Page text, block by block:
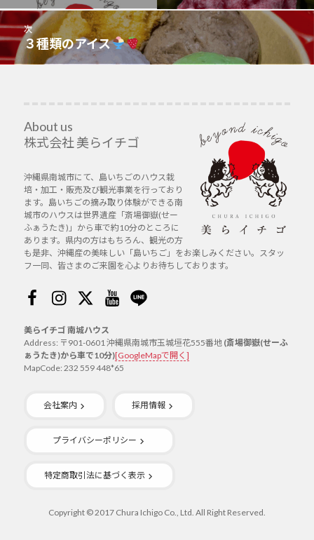
ビ
ゲ
シ
の
投
稿:
次
次
の
３種類のアイス
About us
株式会社 美らイチゴ
沖縄県南城市にて、島いちごのハウス栽
培・加工・販売及び観光事業を行っており
ます。島いちごの摘み取り体験ができる南
城市のハウスは世界遺産「斎場御嶽(せー
ふぁうたき)」から車で約10分のところに
あります。県内の方はもちろん、観光の方
も是非、沖縄産の美味しい「島いちご」をお楽しみください。スタッ
フ一同、皆さまのご来園を心よりお待ちしております。
Facebook
Instagram
Twitter
Youtube
Line
美らイチゴ 南城ハウス
Address: 〒901-0601 沖縄県南城市玉城垣花555番地 (斎場御嶽(せーふ
ぁうたき)から車で10分)[GoogleMapで開く]
MapCode: 232 559 448*65
会社案内 採用情報
プライバシーポリシー
特定商取引法に基づく表示
Copyright © 2017 Chura Ichigo Co., Ltd. All Right Reserved.